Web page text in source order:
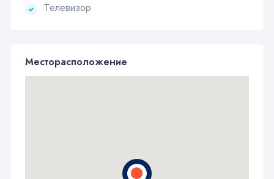
Телевизор
Месторасположение